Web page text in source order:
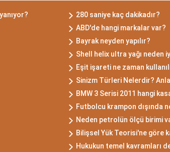
280 saniye kaç dakikadır?
ABD'de hangi markalar var?
Bayrak neyden yapılır?
Shell helix ultra yağı neden
Eşit işareti ne zaman
Sinizm Türleri Nelerdir?
BMW 3 Serisi 2011 hangi
Futbolcu krampon dışında
Neden petrolün ölçü birimi
Bilişsel Yük Teorisi'ne göre
Hukukun temel kavramları